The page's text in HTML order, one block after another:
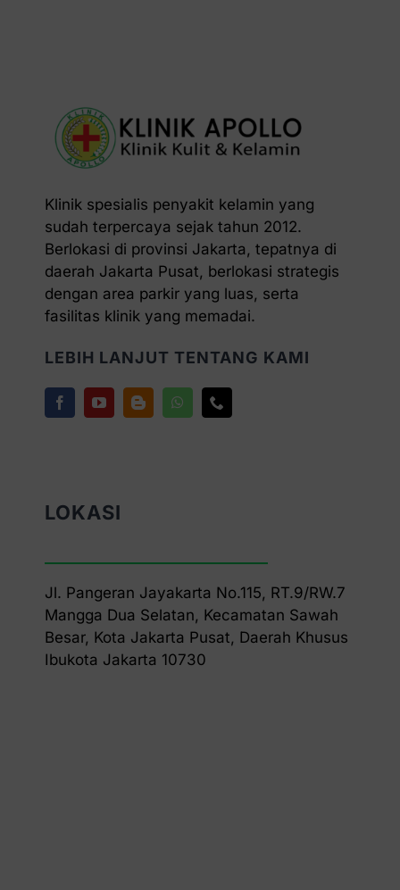
Klinik spesialis penyakit kelamin yang
sudah terpercaya sejak tahun 2012.
Berlokasi di provinsi Jakarta, tepatnya di
daerah Jakarta Pusat, berlokasi strategis
dengan area parkir yang luas, serta
fasilitas klinik yang memadai.
LEBIH LANJUT TENTANG KAMI
LOKASI
Jl. Pangeran Jayakarta No.115, RT.9/RW.7
Mangga Dua Selatan, Kecamatan Sawah
Besar, Kota Jakarta Pusat, Daerah Khusus
Ibukota Jakarta 10730